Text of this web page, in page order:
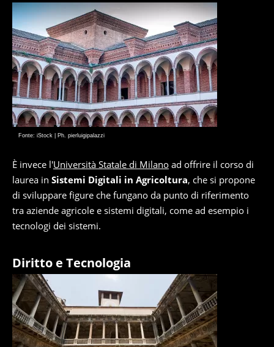
Fonte: iStock | Ph. pierluigipalazzi
È invece l'Università Statale di Milano ad offrire il corso di
laurea in Sistemi Digitali in Agricoltura, che si propone
di sviluppare figure che fungano da punto di riferimento
tra aziende agricole e sistemi digitali, come ad esempio i
tecnologi dei sistemi.
Diritto e Tecnologia